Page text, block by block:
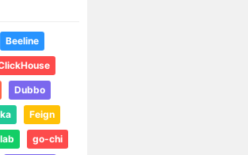
Beeline
Dubbo
Feign
go-chi